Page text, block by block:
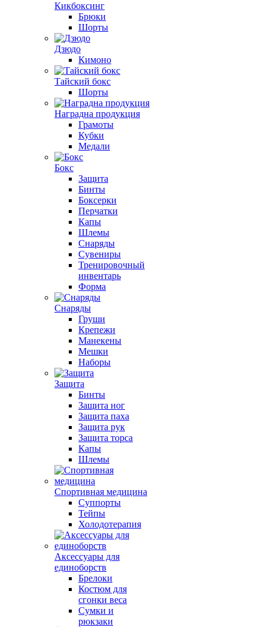
Кикбоксинг
Брюки
Шорты
Дзюдо
Кимоно
Тайский бокс
Шорты
Наградна продукция
Грамоты
Кубки
Медали
Бокс
Защита
Бинты
Боксерки
Перчатки
Капы
Шлемы
Снаряды
Сувениры
Тренировочный
инвентарь
Форма
Снаряды
Груши
Крепежи
Манекены
Мешки
Наборы
Защита
Бинты
Защита ног
Защита паха
Защита рук
Защита торса
Капы
Шлемы
Спортивная медицина
Суппорты
Тейпы
Холодотерапия
Аксессуары для
единоборств
Брелоки
Костюм для
сгонки веса
Сумки и
рюкзаки